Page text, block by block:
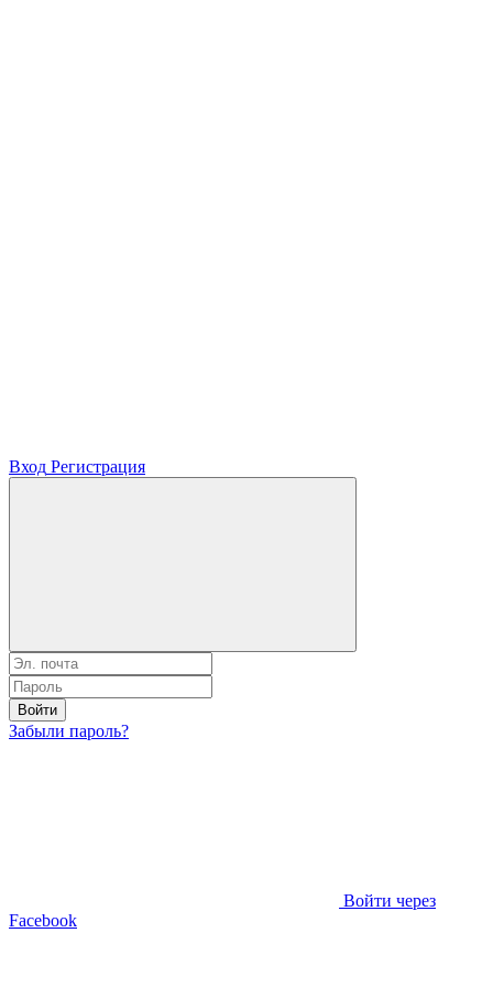
Вход Регистрация
Войти
Забыли пароль?
Войти через
Facebook